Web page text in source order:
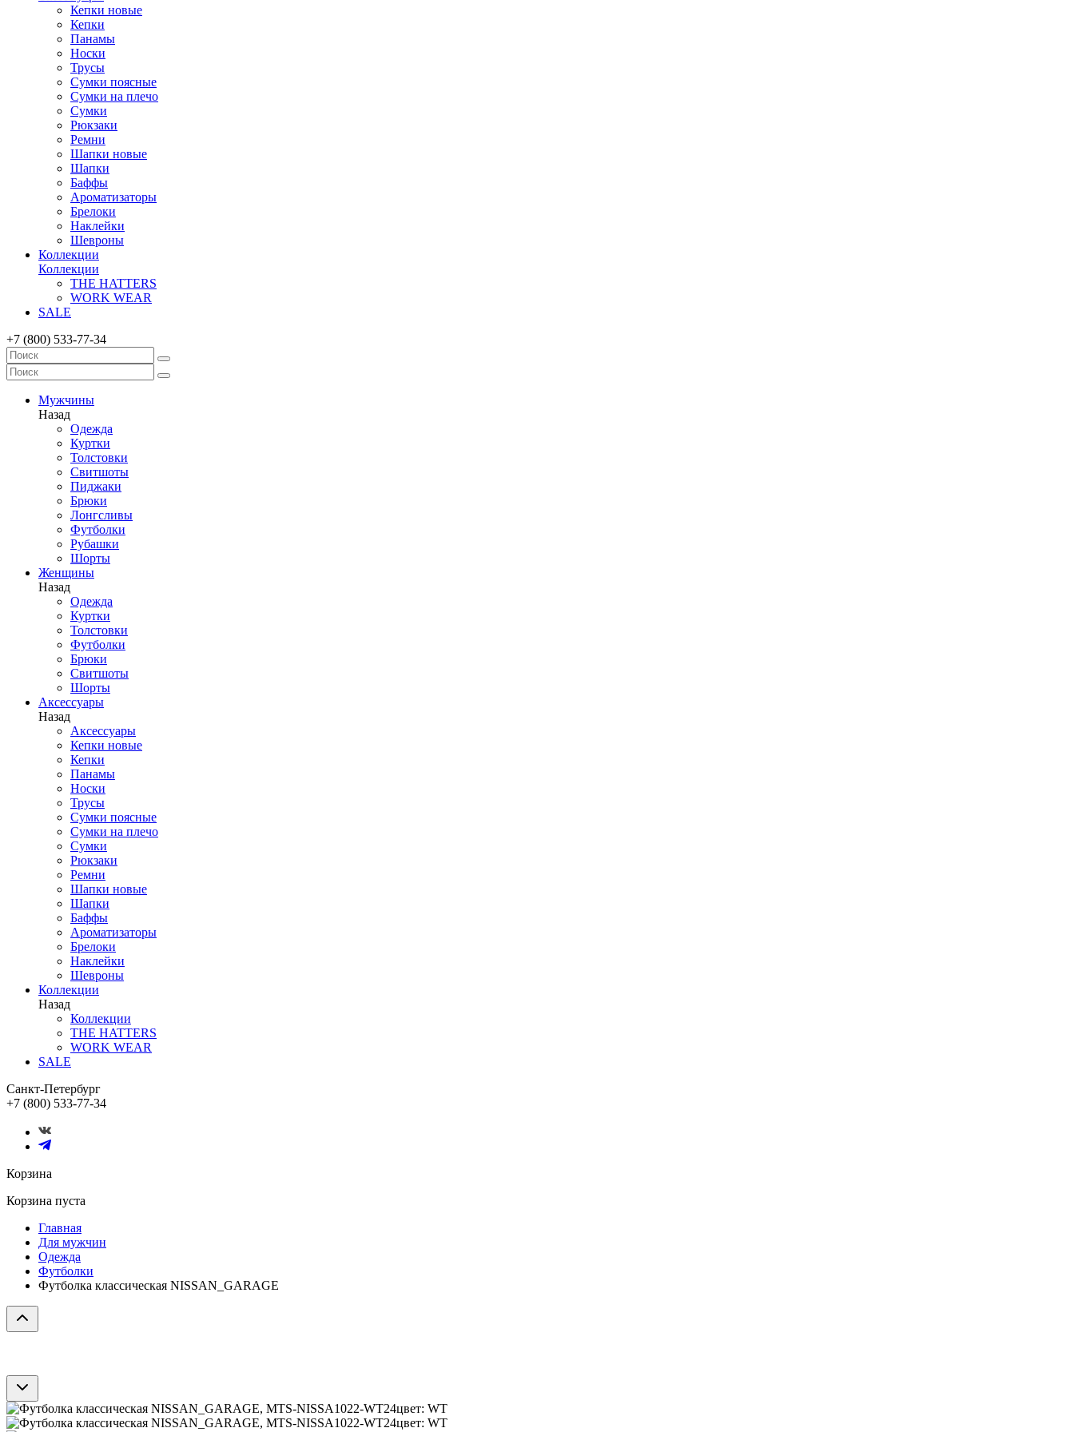
Кепки новые
Кепки
Панамы
Носки
Трусы
Сумки поясные
Сумки на плечо
Сумки
Рюкзаки
Ремни
Шапки новые
Шапки
Баффы
Ароматизаторы
Брелоки
Наклейки
Шевроны
Коллекции
Коллекции
THE HATTERS
WORK WEAR
SALE
+7 (800) 533-77-34
Мужчины
Назад
Одежда
Куртки
Толстовки
Свитшоты
Пиджаки
Брюки
Лонгсливы
Футболки
Рубашки
Шорты
Женщины
Назад
Одежда
Куртки
Толстовки
Футболки
Брюки
Свитшоты
Шорты
Аксессуары
Назад
Аксессуары
Кепки новые
Кепки
Панамы
Носки
Трусы
Сумки поясные
Сумки на плечо
Сумки
Рюкзаки
Ремни
Шапки новые
Шапки
Баффы
Ароматизаторы
Брелоки
Наклейки
Шевроны
Коллекции
Назад
Коллекции
THE HATTERS
WORK WEAR
SALE
Санкт-Петербург
+7 (800) 533-77-34
Корзина
Корзина пуста
Главная
Для мужчин
Одежда
Футболки
Футболка классическая NISSAN_GARAGE